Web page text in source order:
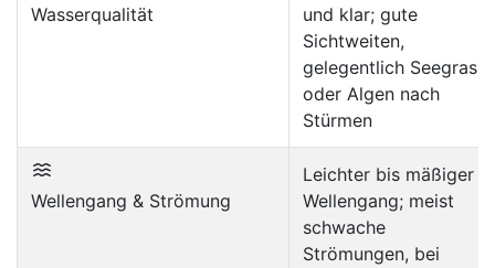
Wasserqualität
und klar; gute
Sichtweiten,
gelegentlich Seegras
oder Algen nach
Stürmen
Wellengang & Strömung
Leichter bis mäßiger
Wellengang; meist
schwache
Strömungen, bei